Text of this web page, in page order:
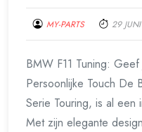
MY-PARTS 29
BMW F11 Tuning:
Persoonlijke Touch De
Serie Touring, is al een
Met zijn elegante